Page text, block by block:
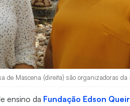
de Mascena (direita) são organizadoras da
ensino da Fundação Edson